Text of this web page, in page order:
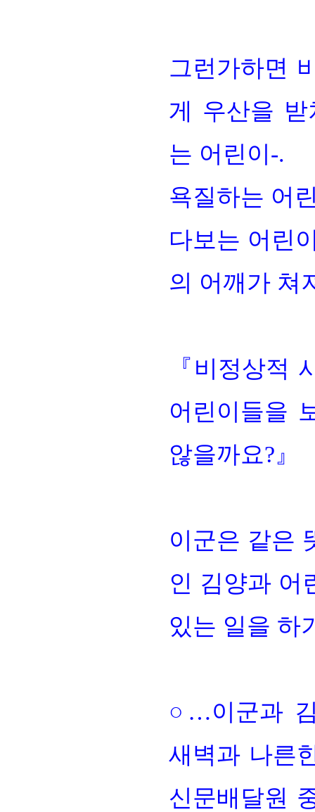
그런가하면
게 우산을 받
는 어린이 -.
욕질하는 어
다보는 어린
의 어깨가 쳐
『 비정상적
어린이들을
않을까요? 』
이군은 같은
인 김양과 어
있는 일을 하
○…이군과
새벽과 나른
신문배달원